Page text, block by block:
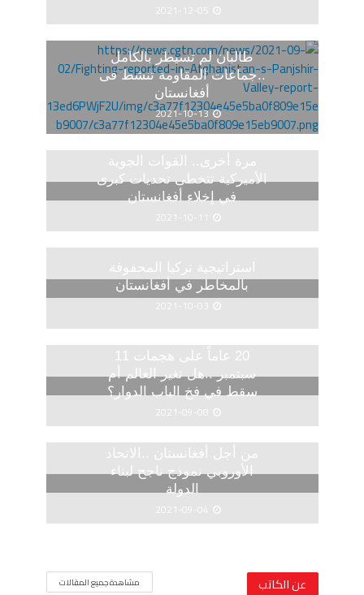
2021-12-05
طالبان لم تسيطر بالكامل
..جماعات المقاومة تنشط فى
أفغانستان
2021-10-13
مرة أخرى.. القوات الجوية
الأميركية تتخطى تحديات كبرى
في إخلاء أفغانستان
2021-10-11
استراتيجية تركيا المحفوفة
بالمخاطر في أفغانستان
2021-10-03
20 عاماً على هجمات 11
سبتمبر ..هل تغير العالم أم
سقط في فخ الباب الدوار؟
2021-09-08
من أجل أفغانستان ..الاتحاد
الأوروبي نموذج ناجح لبناء
الدولة
2021-09-04
عن الكاتب مشاهدة جميع المقالات